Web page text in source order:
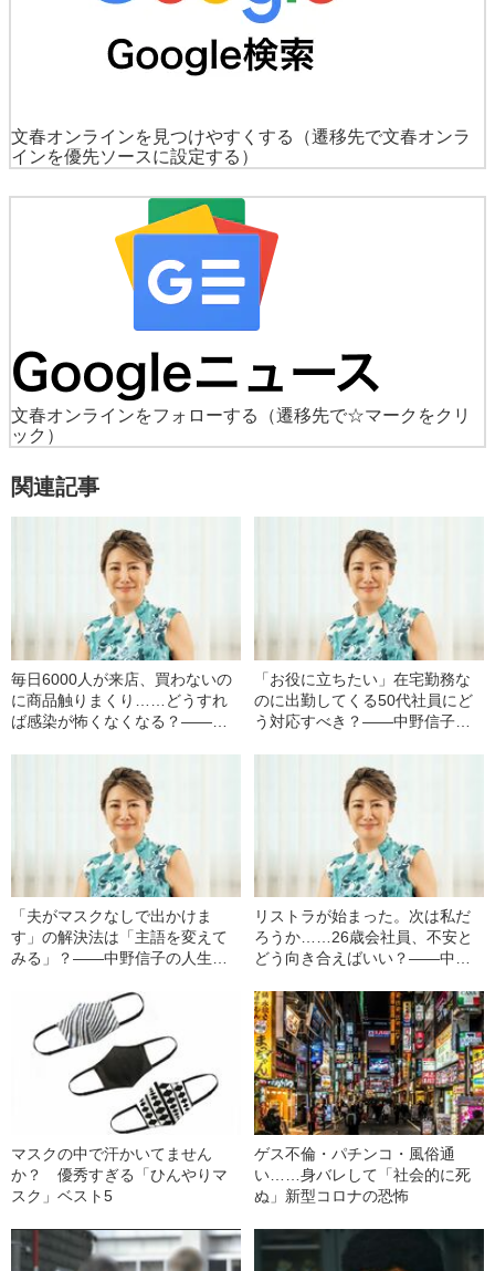
文春オンラインを見つけやすくする
（遷移先で文春オンラ
インを優先ソースに設定する）
文春オンラインをフォローする
（遷移先で☆マークをクリ
ック）
関連記事
毎日6000人が来店、買わないの
に商品触りまくり……どうすれ
ば感染が怖くなくなる？――中
「お役に立ちたい」在宅勤務な
のに出勤してくる50代社員にど
う対応すべき？――中野信子の
「夫がマスクなしで出かけま
す」の解決法は「主語を変えて
みる」？――中野信子の人生相
リストラが始まった。次は私だ
ろうか……26歳会社員、不安と
どう向き合えばいい？――中野
マスクの中で汗かいてません
か？ 優秀すぎる「ひんやりマ
スク」ベスト5
ゲス不倫・パチンコ・風俗通
い……身バレして「社会的に死
ぬ」新型コロナの恐怖